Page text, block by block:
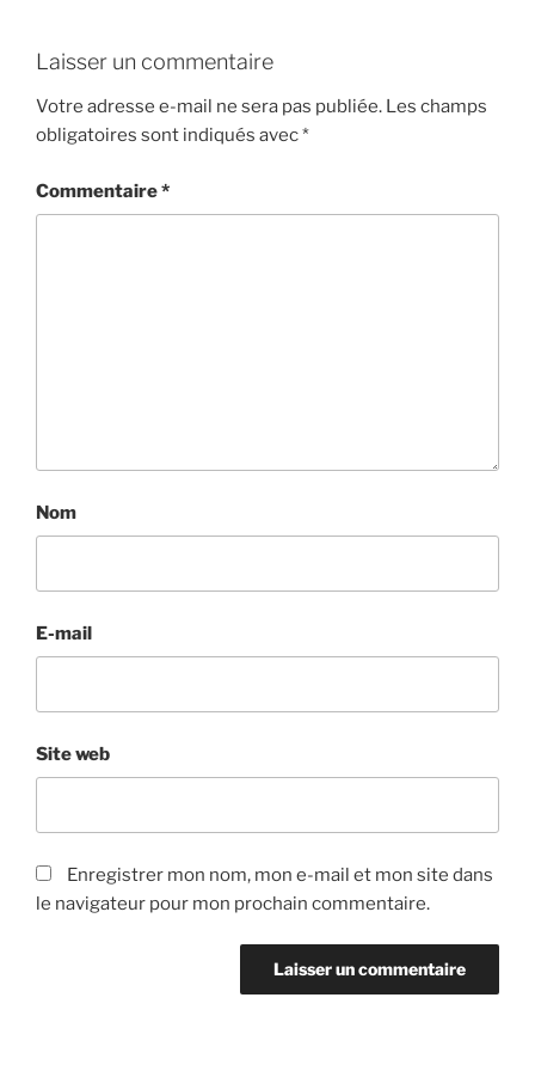
Laisser un commentaire
Votre adresse e-mail ne sera pas publiée. Les champs
obligatoires sont indiqués avec*
Commentaire*
Nom
E-mail
Site web
Enregistrer mon nom, mon e-mail et mon site dans
le navigateur pour mon prochain commentaire.